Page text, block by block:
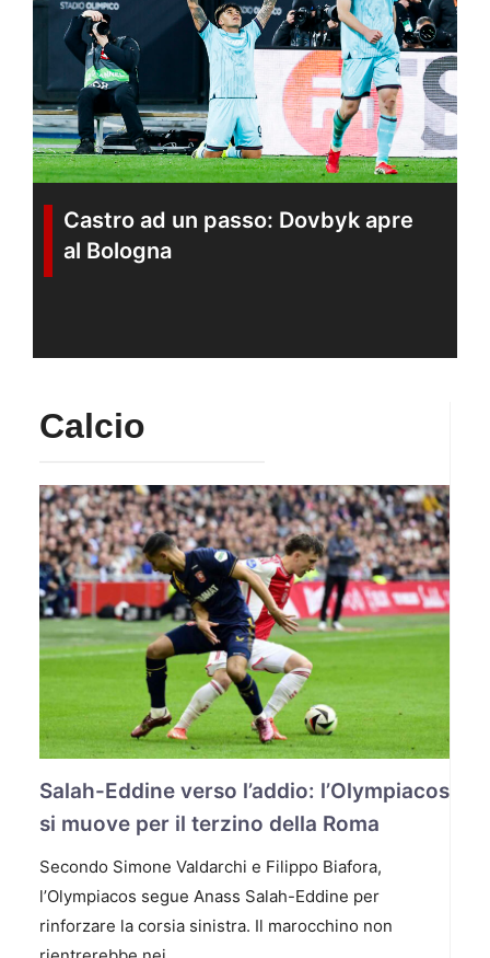
Castro ad un passo: Dovbyk apre
al Bologna
Calcio
Salah-Eddine verso l’addio: l’Olympiacos
si muove per il terzino della Roma
Secondo Simone Valdarchi e Filippo Biafora,
l’Olympiacos segue Anass Salah-Eddine per
rinforzare la corsia sinistra. Il marocchino non